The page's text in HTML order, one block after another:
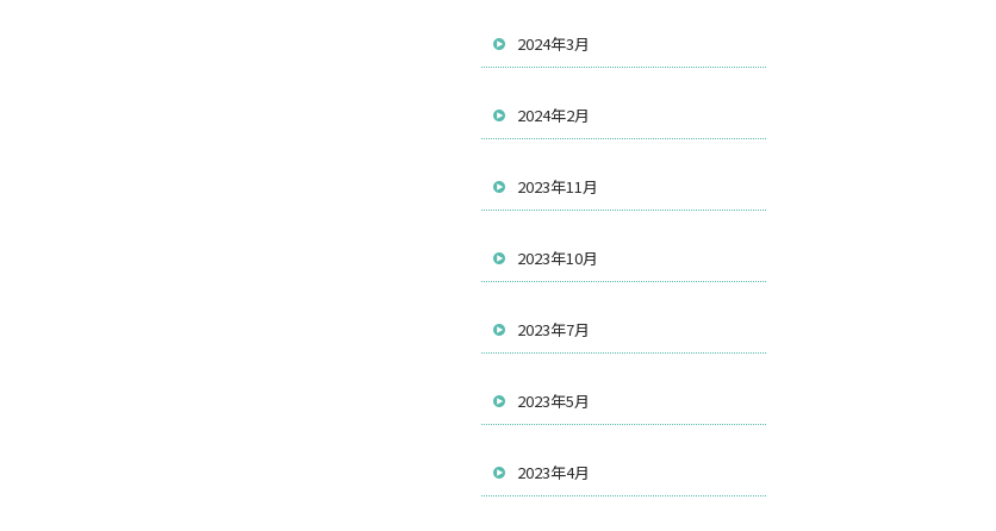
2024年3月
2024年2月
2023年11月
2023年10月
2023年7月
2023年5月
2023年4月